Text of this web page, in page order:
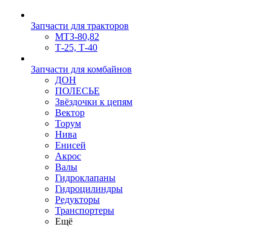
Запчасти для тракторов
МТЗ-80,82
Т-25, Т-40
Запчасти для комбайнов
ДОН
ПОЛЕСЬЕ
Звёздочки к цепям
Вектор
Торум
Нива
Енисей
Акрос
Валы
Гидроклапаны
Гидроцилиндры
Редукторы
Транспортеры
Ещё